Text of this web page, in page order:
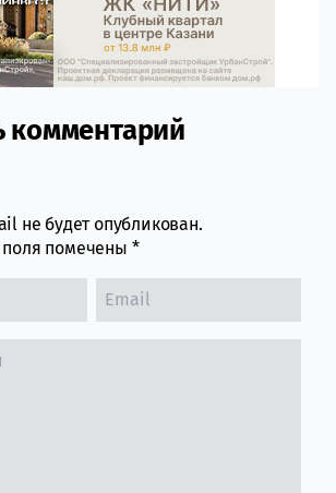
section
комментарий
не будет опубликован.
помечены *